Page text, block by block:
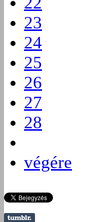
23
24
25
26
27
28
végére